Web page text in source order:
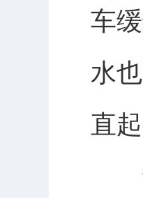
车
水
直
十